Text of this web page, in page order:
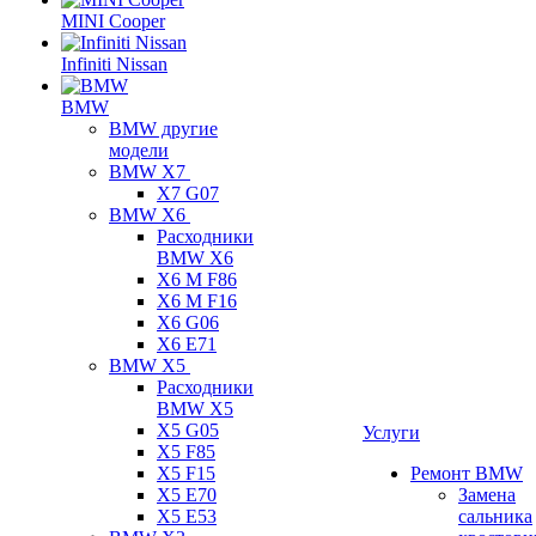
MINI Cooper
Infiniti Nissan
BMW
BMW другие
модели
BMW X7
X7 G07
BMW X6
Расходники
BMW X6
X6 M F86
X6 M F16
X6 G06
X6 E71
BMW X5
Расходники
BMW X5
X5 G05
X5 F85
X5 F15
X5 E70
X5 E53
Услуги
Ремонт BMW
Замена
сальника